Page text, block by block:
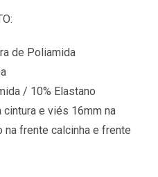
de Poliamida
/ 10% Elastano
cintura e viés 16mm na
na frente calcinha e frente